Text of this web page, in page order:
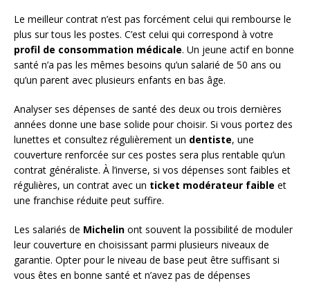
Le meilleur contrat n’est pas forcément celui qui rembourse le
plus sur tous les postes. C’est celui qui correspond à votre
profil de consommation médicale. Un jeune actif en bonne
santé n’a pas les mêmes besoins qu’un salarié de 50 ans ou
qu’un parent avec plusieurs enfants en bas âge.
Analyser ses dépenses de santé des deux ou trois dernières
années donne une base solide pour choisir. Si vous portez des
lunettes et consultez régulièrement un dentiste, une
couverture renforcée sur ces postes sera plus rentable qu’un
contrat généraliste. À l’inverse, si vos dépenses sont faibles et
régulières, un contrat avec un ticket modérateur faible et
une franchise réduite peut suffire.
Les salariés de Michelin ont souvent la possibilité de moduler
leur couverture en choisissant parmi plusieurs niveaux de
garantie. Opter pour le niveau de base peut être suffisant si
vous êtes en bonne santé et n’avez pas de dépenses